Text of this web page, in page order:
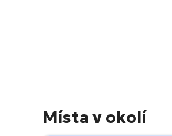
Místa v okolí